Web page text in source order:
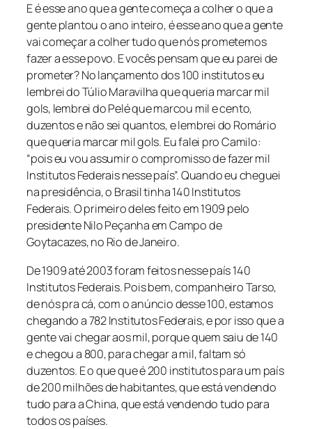
E é esse ano que a gente começa a colher o que a
gente plantou o ano inteiro, é esse ano que a gente
vai começar a colher tudo que nós prometemos
fazer a esse povo. E vocês pensam que eu parei de
prometer? No lançamento dos 100 institutos eu
lembrei do Túlio Maravilha que queria marcar mil
gols, lembrei do Pelé que marcou mil e cento,
duzentos e não sei quantos, e lembrei do Romário
que queria marcar mil gols. Eu falei pro Camilo:
“pois eu vou assumir o compromisso de fazer mil
Institutos Federais nesse país”. Quando eu cheguei
na presidência, o Brasil tinha 140 Institutos
Federais. O primeiro deles feito em 1909 pelo
presidente Nilo Peçanha em Campo de
Goytacazes, no Rio de Janeiro.
De 1909 até 2003 foram feitos nesse país 140
Institutos Federais. Pois bem, companheiro Tarso,
de nós pra cá, com o anúncio desse 100, estamos
chegando a 782 Institutos Federais, e por isso que a
gente vai chegar aos mil, porque quem saiu de 140
e chegou a 800, para chegar a mil, faltam só
duzentos. E o que que é 200 institutos para um país
de 200 milhões de habitantes, que está vendendo
tudo para a China, que está vendendo tudo para
todos os países.